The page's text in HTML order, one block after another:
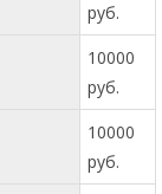
руб.
10000
руб.
10000
руб.